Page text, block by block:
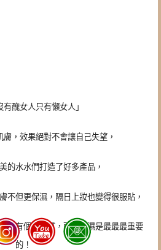
有醜女人只有懶女人」
，效果絕對不會讓自己失望，
的水水們打造了好多產品，
不但更保濕，隔日上妝也變得很服貼，
會有個好膚質，而且保濕是最最最重要
的！